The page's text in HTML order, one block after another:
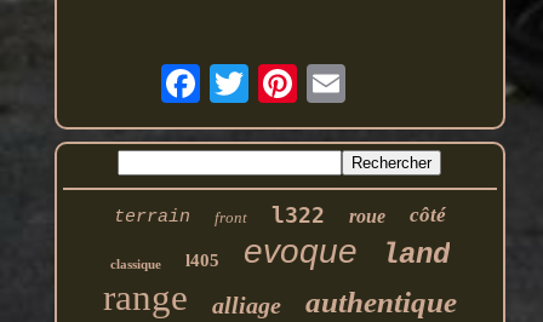
terrain front l322 roue côté
classique l405 evoque land
range alliage authentique